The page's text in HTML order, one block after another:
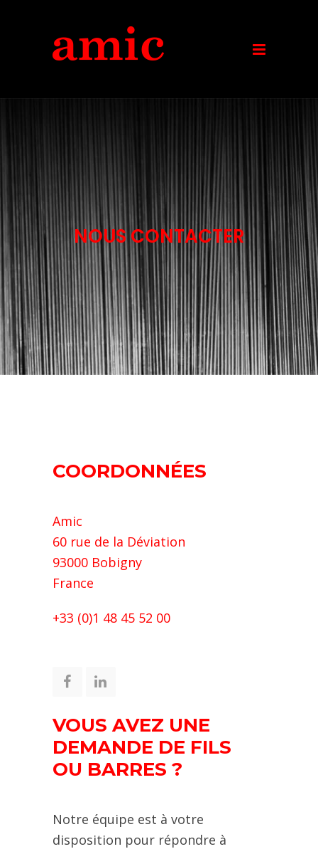
NOUS CONTACTER
COORDONNÉES
Amic
60 rue de la Déviation
93000 Bobigny
France
+33 (0)1 48 45 52 00
VOUS AVEZ UNE
DEMANDE DE FILS
OU BARRES ?
Notre équipe est à votre
disposition pour répondre à